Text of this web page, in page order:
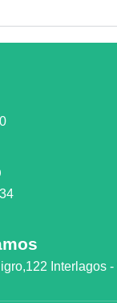
Interlagos